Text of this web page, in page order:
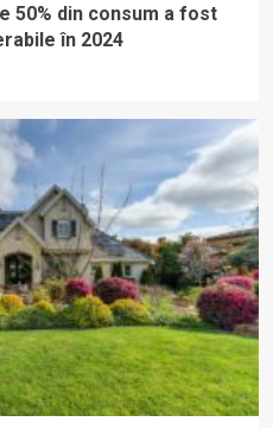
50% din consum a fost
în 2024